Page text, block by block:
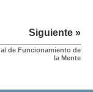
Siguiente »
de Funcionamiento de
la Mente